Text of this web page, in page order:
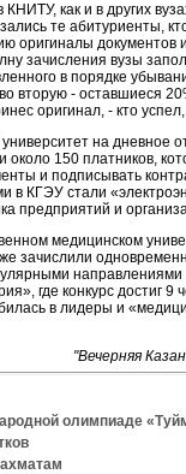
как и в других
те абитуриенты,
оригиналы документов
зачисления вузы
в порядке
вторую - оставшиеся
оригинал, - кто
университет на дневное
около 150 платников,
и подписывать
в КГЭУ стали
предприятий и
медицинском
зачислили
направлениями
где конкурс достиг 9
в лидеры и
"Вечерняя
олимпиаде